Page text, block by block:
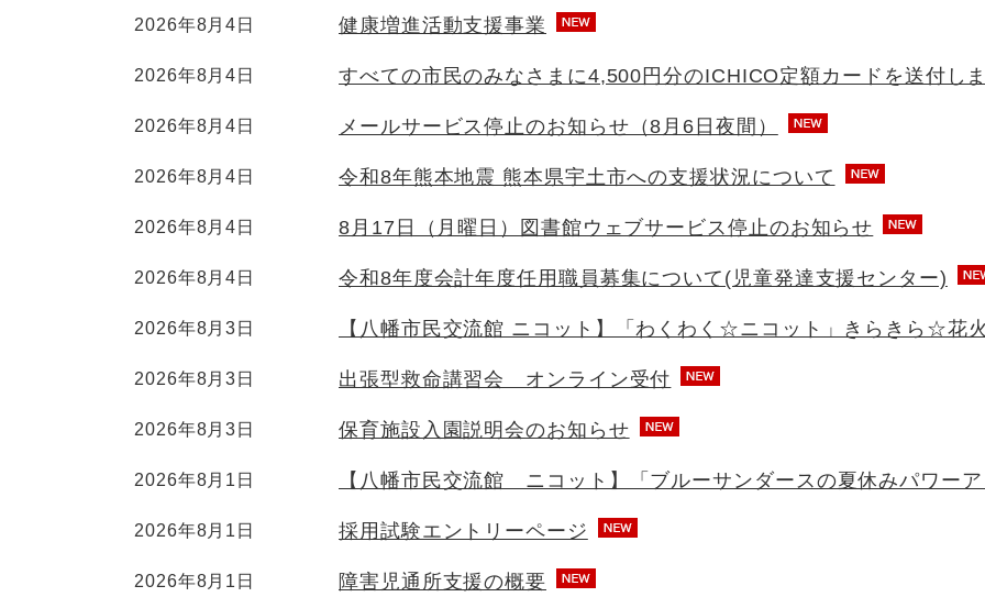
2026年8月4日 健康増進活動支援事業
2026年8月4日 すべての市民のみなさまに4,500円分のICHICO定額カードを送付し
2026年8月4日 メールサービス停止のお知らせ（8月6日夜間）
2026年8月4日 令和8年熊本地震 熊本県宇土市への支援状況について
2026年8月4日 8月17日（月曜日）図書館ウェブサービス停止のお知らせ
2026年8月4日 令和8年度会計年度任用職員募集について(児童発達支援センター)
2026年8月3日 【八幡市民交流館 ニコット】「わくわく☆ニコット」きらきら☆花
2026年8月3日 出張型救命講習会 オンライン受付
2026年8月3日 保育施設入園説明会のお知らせ
2026年8月1日 【八幡市民交流館 ニコット】「ブルーサンダースの夏休みパワーア
2026年8月1日 採用試験エントリーページ
2026年8月1日 障害児通所支援の概要